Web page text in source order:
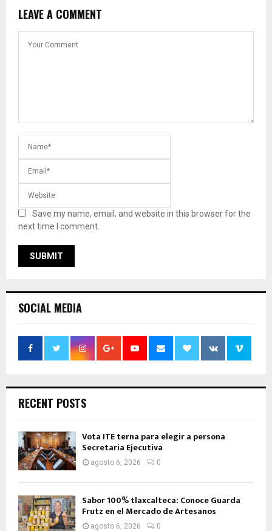
LEAVE A COMMENT
Save my name, email, and website in this browser for the
next time I comment.
SOCIAL MEDIA
RECENT POSTS
Vota ITE terna para elegir a persona
Secretaria Ejecutiva
agosto 6, 2026 0
Sabor 100% tlaxcalteca: Conoce Guarda
Frutz en el Mercado de Artesanos
agosto 6, 2026 0